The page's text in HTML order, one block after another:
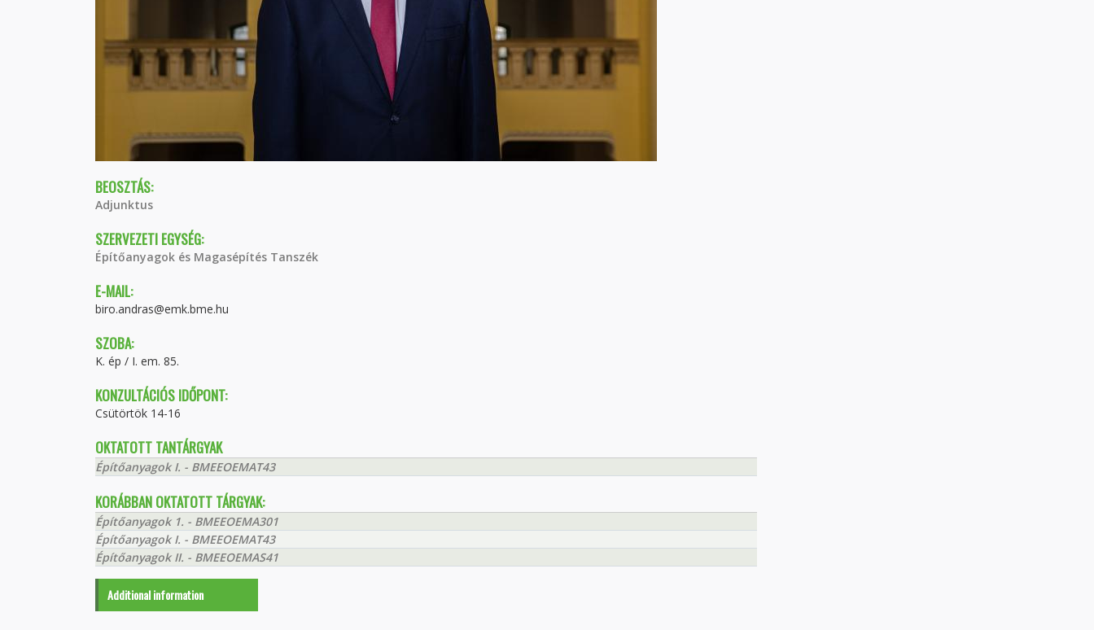
BEOSZTÁS:
Adjunktus
SZERVEZETI EGYSÉG:
Építőanyagok és Magasépítés Tanszék
E-MAIL:
biro.andras@emk.bme.hu
SZOBA:
K. ép / I. em. 85.
KONZULTÁCIÓS IDŐPONT:
Csütörtök 14-16
OKTATOTT TANTÁRGYAK
Építőanyagok I. - BMEEOEMAT43
KORÁBBAN OKTATOTT TÁRGYAK:
Építőanyagok 1. - BMEEOEMA301
Építőanyagok I. - BMEEOEMAT43
Építőanyagok II. - BMEEOEMAS41
Additional information